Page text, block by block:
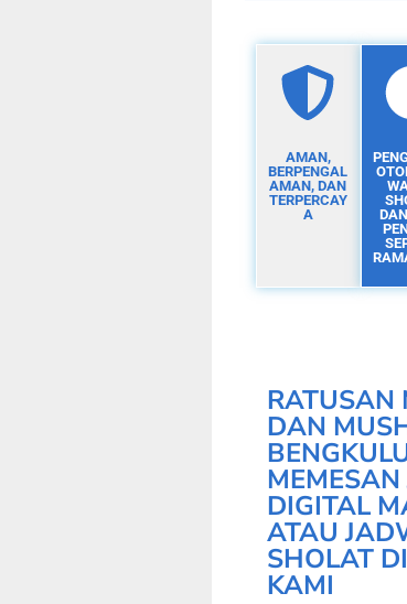
AMAN,
BERPENGAL
AMAN, DAN
TERPERCAY
A
RATUSAN
DAN
MEMESAN
DIGITAL
ATAU
SHOLAT
KAMI